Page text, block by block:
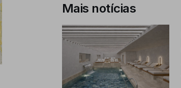
Mais notícias